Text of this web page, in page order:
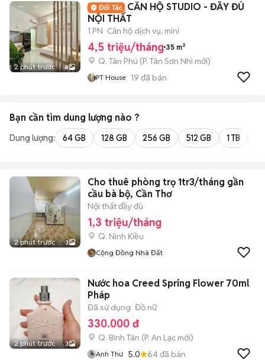
2 phút trước 8
CĂN HỘ STUDIO - ĐẦY ĐỦ
NỘI THẤT
1 PN Căn hộ dịch vụ, mini
4,5 triệu/tháng 35 m²
Q. Tân Phú (P. Tân Sơn Nhì mới)
PT House 19 đã bán
Bạn cần tìm dung lượng nào ?
Dung lượng: 64 GB 128 GB 256 GB 512 GB 1 TB
2 phút trước 3
Cho thuê phòng trọ 1tr3/tháng gần
cầu bà bộ, Cần Thơ
Nội thất đầy đủ
1,3 triệu/tháng
Q. Ninh Kiều
Cộng Đồng Nhà Đất
2 phút trước 3
Nước hoa Creed Spring Flower 70ml
Pháp
Đã sử dụng Đồ nữ
330.000 đ
Q. Bình Tân (P. An Lạc mới)
Anh Thư 5.0 64đã bán